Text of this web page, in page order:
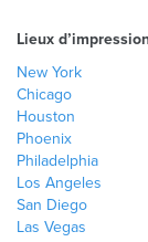
Lieux
New York
Chicago
Houston
Phoenix
Philadelphia
Los Angeles
San Diego
Las Vegas